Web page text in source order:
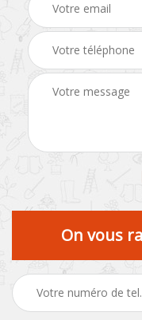
On vous